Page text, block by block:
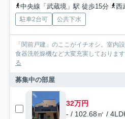
中央線「武蔵境」駅 徒歩15分
西
駐車2台可 公共下水
「関前戸建」のここがイチオシ。室内
食器洗乾燥機など大変充実しておりま
る
募集中の部屋
32万円
- / 102.68㎡ /